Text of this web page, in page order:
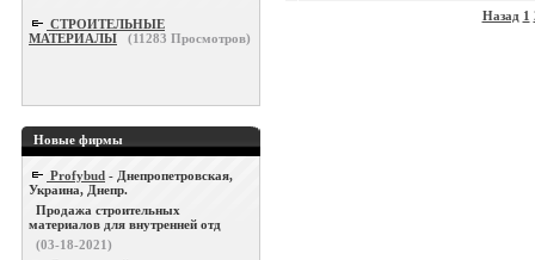
СТРОИТЕЛЬНЫЕ
МАТЕРИАЛЫ
(11283 Просмотров)
Новые фирмы
Profybud - Днепропетровская,
Украина, Днепр.
Продажа строительных
материалов для внутренней отд
(03-18-2021)
Назад 1